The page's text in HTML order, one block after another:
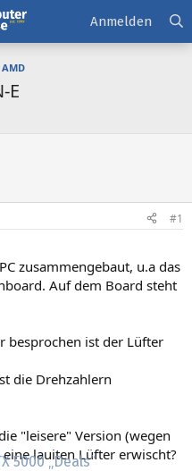
5000 „Deals“
Anmelden
E
#1
zusammengebaut, u.a das
Auf dem Board steht
besprochen ist der Lüfter
die Drehzahlern
"leisere" Version (wegen
lauiten Lüfter erwischt?